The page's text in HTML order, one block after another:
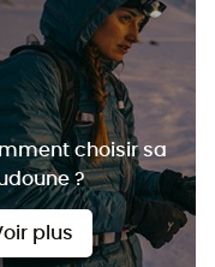
choisir sa
?
plus